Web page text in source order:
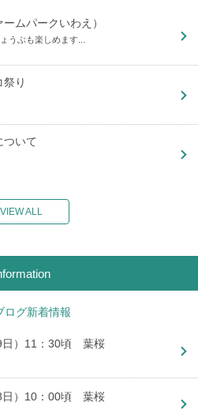
ムパークいわえ）
うぶも楽しめます...
り
ついて
VIEW ALL
ログ新着情報
）11：30頃 葉桜
）10：00頃 葉桜